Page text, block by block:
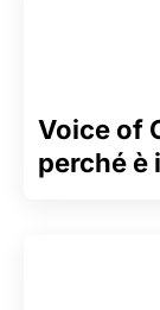
Voice of
perché è